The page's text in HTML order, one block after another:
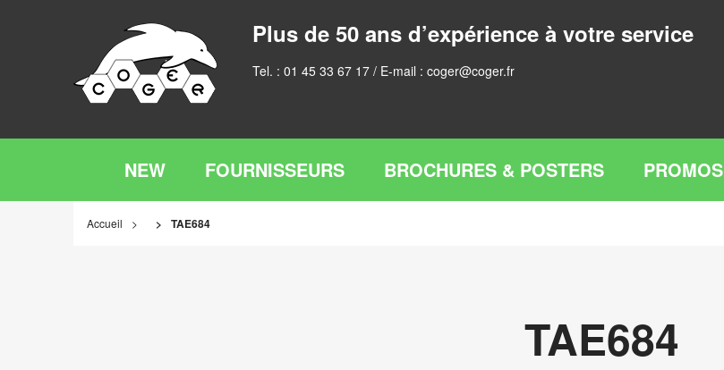
Plus de 50 ans d’expérience à votre service
Tel. : 01 45 33 67 17 / E-mail : coger@coger.fr
NEW FOURNISSEURS BROCHURES & POSTERS PROMOS
Accueil TAE684
TAE684